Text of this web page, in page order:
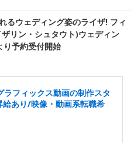
るウェディング姿のライザ! フィ
リン・シュタウト)ウェディン
予約受付開始
ラフィックス動画の制作スタ
あり/映像・動画系転職希